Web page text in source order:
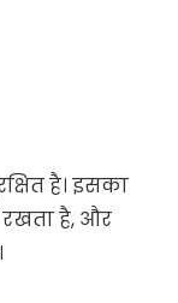
है। इसका
है, और